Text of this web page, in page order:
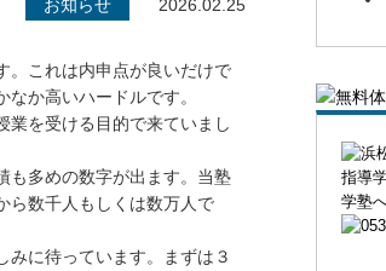
お知らせ 2026.02.25
。これは内申点が良いだけで
か高いハードルです。
を受ける目的で来ていまし
も多めの数字が出ます。当塾
ら数千人もしくは数万人で
に待っています。まずは３